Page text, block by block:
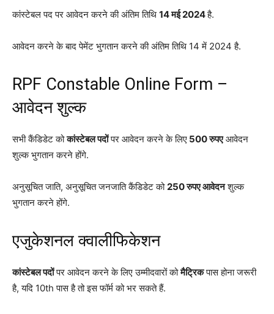
कांस्टेबल पद पर आवेदन करने की अंतिम तिथि 14 मई 2024है.
आवेदन करने के बाद पेमेंट भुगतान करने की अंतिम तिथि 14 में 2024 है.
RPF Constable Online Form –
आवेदन शुल्क
सभी कैंडिडेट कोकांस्टेबल पदोंपर आवेदन करने के लिए 500 रुपएआवेदन
शुल्क भुगतान करने होंगे.
अनुसूचित जाति, अनुसूचित जनजाति कैंडिडेट को250 रुपए आवेदनशुल्क
भुगतान करने होंगे.
एजुकेशनल क्वालीफिकेशन
कांस्टेबल पदोंपर आवेदन करने के लिए उम्मीदवारों कोमैट्रिकपास होना जरूरी
है, यदि 10th पास है तो इस फॉर्म को भर सकते हैं.